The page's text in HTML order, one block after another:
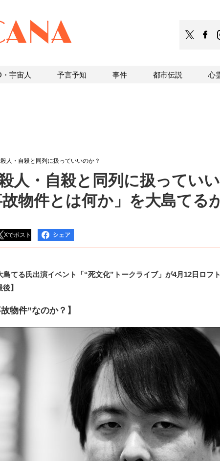
人・自殺と同列に扱っていいのか？
人・自殺と同列に扱ってい
物件とは何か」を大島てる
Xでポスト
島てる氏出演イベント「“死文化”トークライブ」が4月12日ロフ
】
物件”なのか？】
・宇宙人 予言予知 事件 都市伝説 心